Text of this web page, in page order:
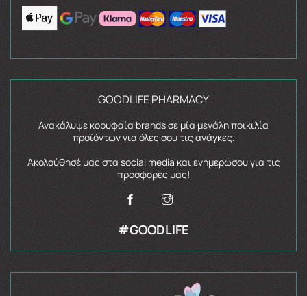
GOODLIFE PHARMACY
Ανακάλυψε κορυφαία brands σε μία μεγάλη ποικιλία
προϊόντων για όλες σου τις ανάγκες.
Ακολούθησέ μας στα social media και ενημερώσου για τις
προσφορές μας!
#GOODLIFE